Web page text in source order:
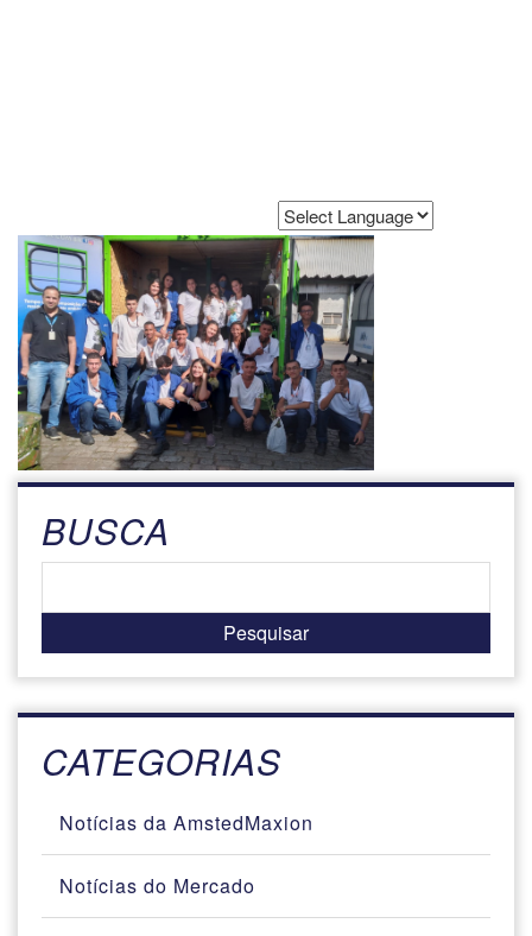
Powered by
BUSCA
CATEGORIAS
Notícias da AmstedMaxion
Notícias do Mercado